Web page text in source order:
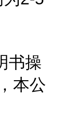
书操
本公